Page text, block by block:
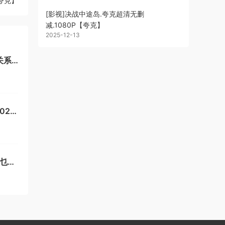
[影视]决战中途岛.夸克超清无删
减.1080P【夸克】
2025-12-13